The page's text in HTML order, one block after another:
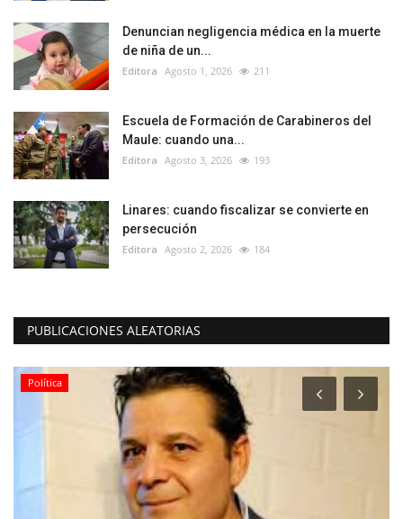
Denuncian negligencia médica en la muerte
de niña de un...
Editora Agosto 1, 2026 211
Escuela de Formación de Carabineros del
Maule: cuando una...
Editora Agosto 3, 2026 193
Linares: cuando fiscalizar se convierte en
persecución
Editora Agosto 2, 2026 184
PUBLICACIONES ALEATORIAS
Política